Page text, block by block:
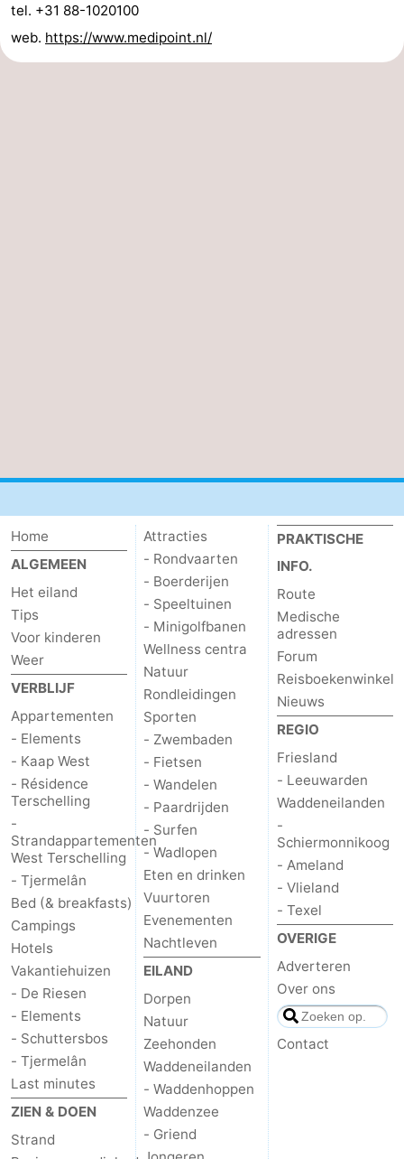
tel. +31 88-1020100
web. https://www.medipoint.nl/
Home
ALGEMEEN
Het eiland
Tips
Voor kinderen
Weer
VERBLIJF
Appartementen
- Elements
- Kaap West
- Résidence
Terschelling
-
Strandappartementen
West Terschelling
- Tjermelân
Bed (& breakfasts)
Campings
Hotels
Vakantiehuizen
- De Riesen
- Elements
- Schuttersbos
- Tjermelân
Last minutes
ZIEN & DOEN
Strand
Attracties
- Rondvaarten
- Boerderijen
- Speeltuinen
- Minigolfbanen
Wellness centra
Natuur
Rondleidingen
Sporten
- Zwembaden
- Fietsen
- Wandelen
- Paardrijden
- Surfen
- Wadlopen
Eten en drinken
Vuurtoren
Evenementen
Nachtleven
EILAND
Dorpen
Natuur
Zeehonden
Waddeneilanden
- Waddenhoppen
Waddenzee
- Griend
PRAKTISCHE
INFO.
Route
Medische
adressen
Forum
Reisboekenwinkel
Nieuws
REGIO
Friesland
- Leeuwarden
Waddeneilanden
-
Schiermonnikoog
- Ameland
- Vlieland
- Texel
OVERIGE
Adverteren
Over ons
Contact